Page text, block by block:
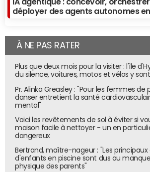
déployer des agents autonomes
À NE PAS RATER
Plus que deux mois pour la visiter : l'île
du silence, voitures, motos et vélos y
Pr. Alinka Greasley : "Pour les femmes de
danser entretient la santé
mental"
Voici les revêtements de sol à éviter si
maison facile à nettoyer - un en
dangereux
Bertrand, maître-nageur : "Les
d'enfants en piscine sont dus au
physique des parents"